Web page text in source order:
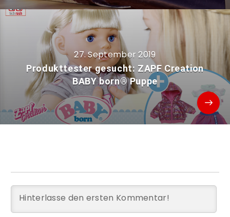
27. September 2019
Produkttester gesucht: ZAPF Creation
BABY born® Puppe